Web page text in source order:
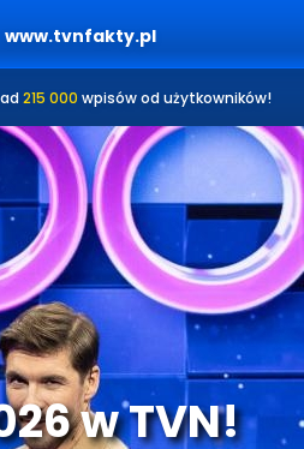
www.tvnfakty.pl
215 000 wpisów od użytkowników!
w TVN!